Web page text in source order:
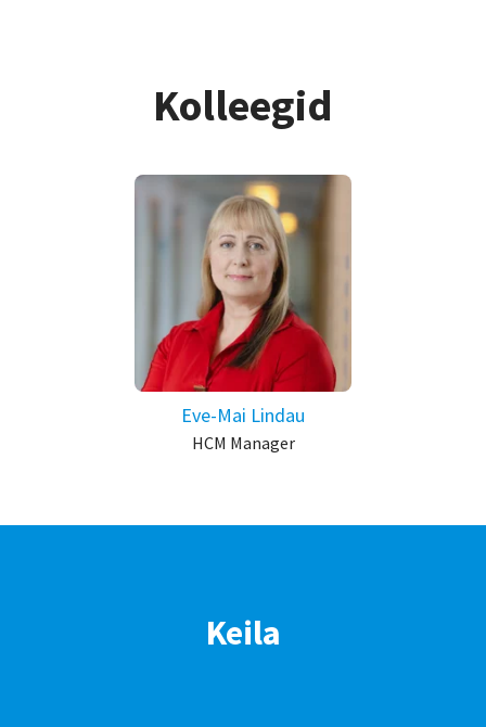
Kolleegid
Eve-Mai Lindau
HCM Manager
Keila